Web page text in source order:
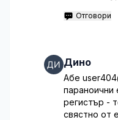
Отговори
Дино
Абе
параноични
регистър -
свястно от